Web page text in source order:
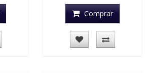
Comprar